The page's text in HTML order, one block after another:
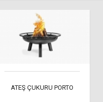
ATEŞ ÇUKURU PORTO